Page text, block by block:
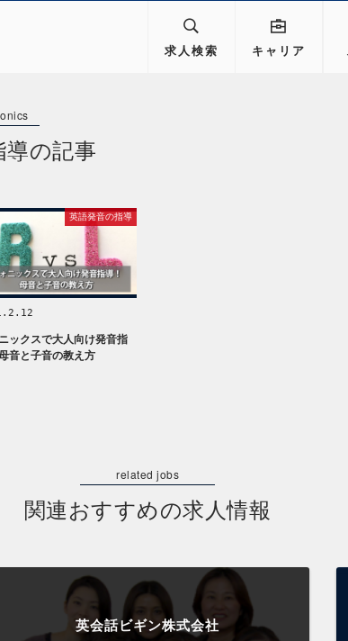
求人検索 キャリア
の記事
英語発音の指導
ックスで大人向け発音指
音と子音の教え方
関連おすすめの求人情報
英会話ビギン株式会社